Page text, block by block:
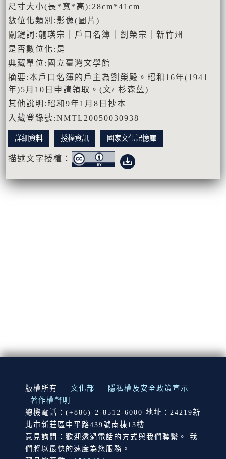
尺寸大小(長*寬*高):28cm*41cm
數位化類別:影像(圖片)
關鍵詞:龍瑛宗｜戶口名簿｜劉榮宗｜新竹州
是否數位化:是
典藏單位:國立臺灣文學館
摘要:本戶口名簿的戶主為劉榮殿。昭和16年(1941
年)5月10日申請領取。(文/ 杉森藍)
其他說明:昭和9年1月8日抄本
入藏登錄號:NMTL20050030938
詳細資料 授權資訊 國家文化記憶庫
描述文字授權：
:::
版權所有 文化部
隱私權及安全政策宣示
著作權聲明
總機電話：(+886)-2-8512-6000 地址：24219新
北市新莊區中平路439號南棟13樓
意見詢問：歡迎透過電話的方式與我們聯繫。 我
們將以最快的速度為您服務。